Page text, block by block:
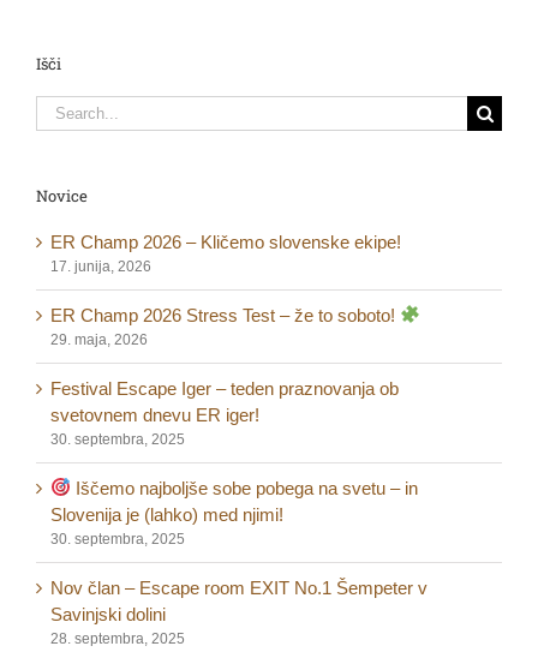
Išči
Search
for:
Novice
ER Champ 2026 – Kličemo slovenske ekipe!
17. junija, 2026
ER Champ 2026 Stress Test – že to soboto!
29. maja, 2026
Festival Escape Iger – teden praznovanja ob
svetovnem dnevu ER iger!
30. septembra, 2025
Iščemo najboljše sobe pobega na svetu – in
Slovenija je (lahko) med njimi!
30. septembra, 2025
Nov član – Escape room EXIT No.1 Šempeter v
Savinjski dolini
28. septembra, 2025